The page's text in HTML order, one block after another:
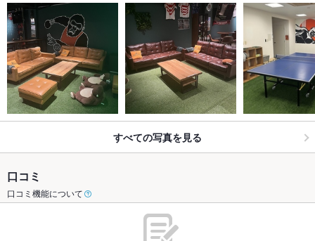
すべての写真を見る
口コミ
口コミ機能について